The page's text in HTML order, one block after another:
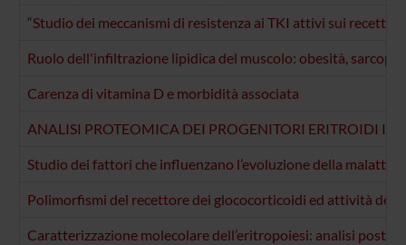
“Studio dei meccanismi di resistenza ai TKI attivi sui
Ruolo dell'infiltrazione lipidica del muscolo: obesità,
Carenza di vitamina D e morbidità associata
ANALISI PROTEOMICA DEI PROGENITORI ERITROIDI
Studio dei fattori che influenzano l’evoluzione della
Polimorfismi del recettore dei glococorticoidi ed attività
Caratterizzazione molecolare dell’eritropoiesi: analisi post-